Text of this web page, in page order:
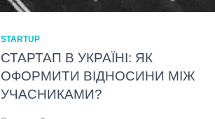
STARTUP
СТАРТАП В УКРАЇНІ: ЯК
ОФОРМИТИ ВІДНОСИНИ МІЖ
УЧАСНИКАМИ?